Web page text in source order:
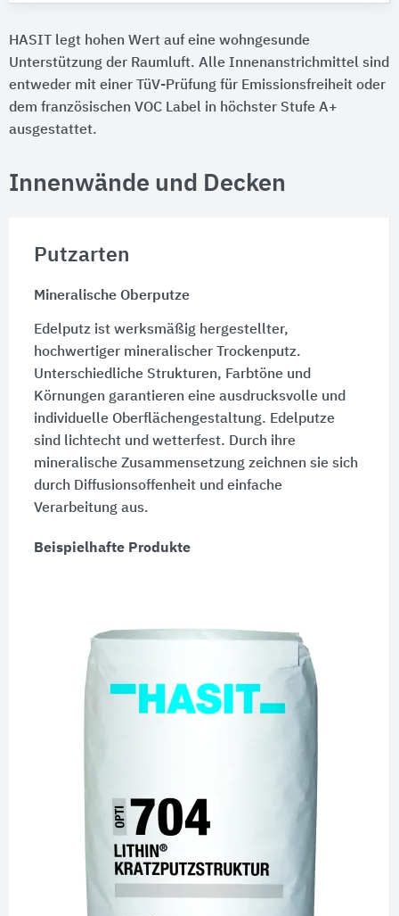
HASIT legt hohen Wert auf eine wohngesunde
Unterstützung der Raumluft. Alle Innenanstrichmittel sind
entweder mit einer TüV-Prüfung für Emissionsfreiheit oder
dem französischen VOC Label in höchster Stufe A+
ausgestattet.
Innenwände und Decken
Putzarten
Mineralische Oberputze
Edelputz ist werksmäßig hergestellter,
hochwertiger mineralischer Trockenputz.
Unterschiedliche Strukturen, Farbtöne und
Körnungen garantieren eine ausdrucksvolle und
individuelle Oberflächengestaltung. Edelputze
sind lichtecht und wetterfest. Durch ihre
mineralische Zusammensetzung zeichnen sie sich
durch Diffusionsoffenheit und einfache
Verarbeitung aus.
Beispielhafte Produkte